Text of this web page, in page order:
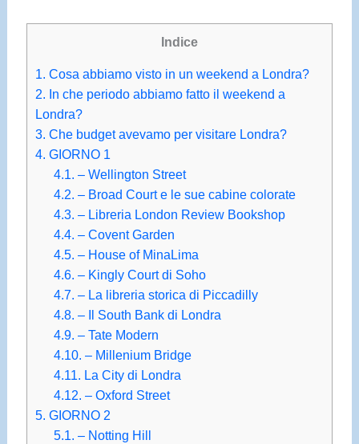
Indice
1. Cosa abbiamo visto in un weekend a Londra?
2. In che periodo abbiamo fatto il weekend a
Londra?
3. Che budget avevamo per visitare Londra?
4. GIORNO 1
4.1. – Wellington Street
4.2. – Broad Court e le sue cabine colorate
4.3. – Libreria London Review Bookshop
4.4. – Covent Garden
4.5. – House of MinaLima
4.6. – Kingly Court di Soho
4.7. – La libreria storica di Piccadilly
4.8. – Il South Bank di Londra
4.9. – Tate Modern
4.10. – Millenium Bridge
4.11. La City di Londra
4.12. – Oxford Street
5. GIORNO 2
5.1. – Notting Hill